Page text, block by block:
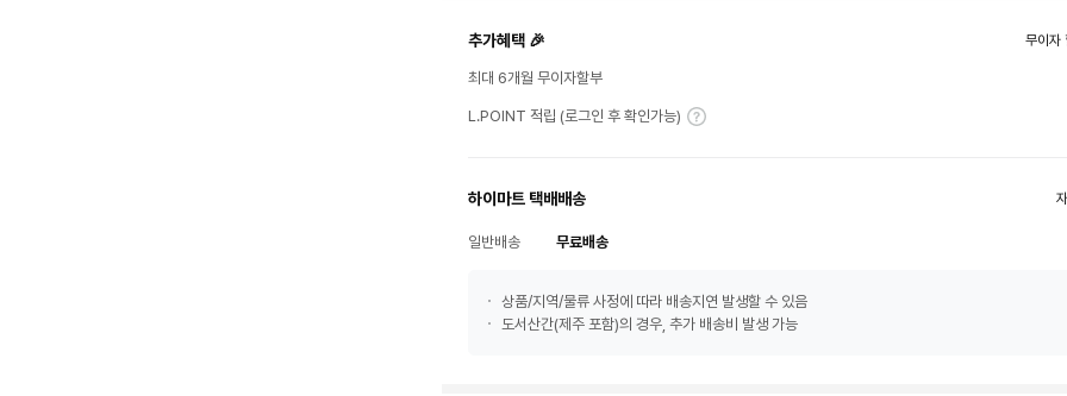
추가혜택 🎉 무이자
최대 6개월 무이자할부
L.POINT 적립 (로그인 후 확인가능)
하이마트 택배배송
일반배송 무료배송
상품/지역/물류 사정에 따라 배송지연 발생할 수 있음
도서산간(제주 포함)의 경우, 추가 배송비 발생 가능